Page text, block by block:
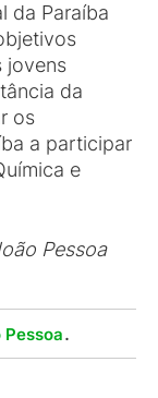
da Paraíba
jovens
da
os
a participar
e
Pessoa
.